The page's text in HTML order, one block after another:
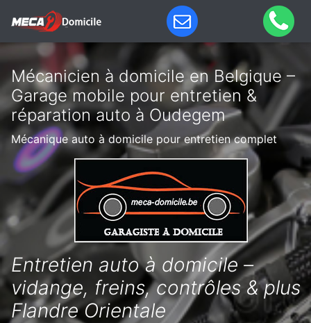
Mécanicien à domicile en Belgique –
Garage mobile pour entretien &
réparation auto à Oudegem
Mécanique auto à domicile pour entretien complet
Entretien auto à domicile –
vidange, freins, contrôles & plus
Flandre Orientale